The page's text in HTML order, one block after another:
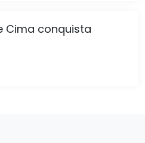
Cima conquista